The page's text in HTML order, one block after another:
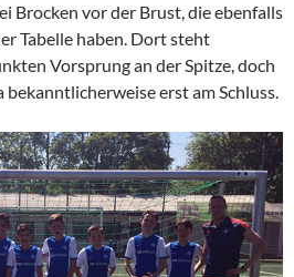
Brocken vor der Brust, die ebenfalls
Tabelle haben. Dort steht
Vorsprung an der Spitze, doch
erst am Schluss.